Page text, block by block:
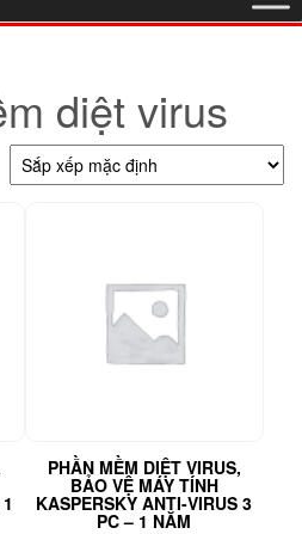
diệt virus
PHẦN MỀM DIỆT VIRUS,
BẢO VỆ MÁY TÍNH
KASPERSKY ANTI-VIRUS 3
PC – 1 NĂM